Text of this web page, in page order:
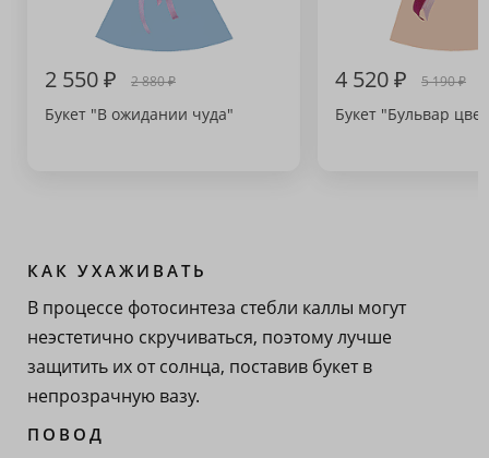
2 550 ₽ 2 880 ₽
Букет "В ожидании чуда"
4 520 ₽ 5 190 ₽
Букет "Бульвар
КАК УХАЖИВАТЬ
В процессе фотосинтеза стебли каллы могут
неэстетично скручиваться, поэтому лучше
защитить их от солнца, поставив букет в
непрозрачную вазу.
ПОВОД